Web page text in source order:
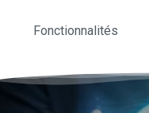
Fonctionnalités